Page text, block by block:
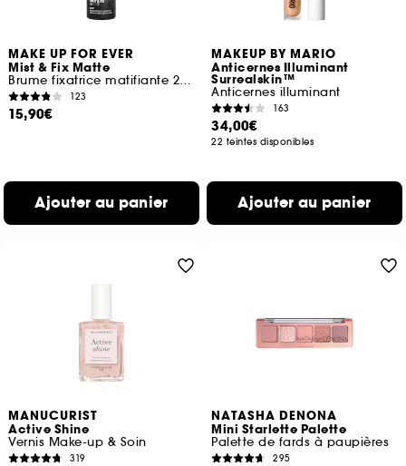
MAKE UP FOR EVER
Mist & Fix Matte
Brume fixatrice matifiante 24h format voyage
123
15,90€
Ajouter au panier
MAKEUP BY MARIO
Anticernes Illuminant
Surrealskin™
Anticernes illuminant
163
34,00€
22 teintes disponibles
Ajouter au panier
MANUCURIST
Active Shine
Vernis Make-up & Soin
319
NATASHA DENONA
Mini Starlette Palette
Palette de fards à paupières
295